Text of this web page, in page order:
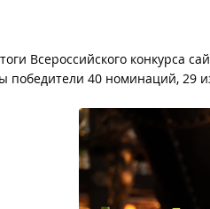
Всероссийского конкурса
победители 40 номинаций, 29